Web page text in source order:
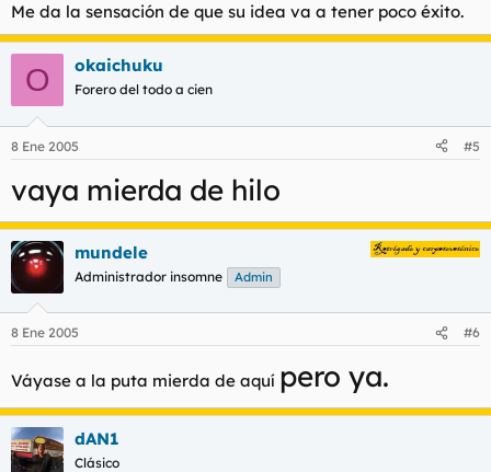
Me da la sensación de que su idea va a tener poco éxito.
O okaichuku
Forero del todo a cien
8 Ene 2005 #5
vaya mierda de hilo
mundele
Administrador insomne Admin
8 Ene 2005 #6
Váyase a la puta mierda de aquí pero ya.
dAN1
Clásico